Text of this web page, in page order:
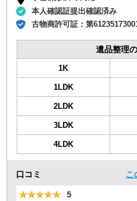
本人確認証提出確認済み
古物商許可証：第
遺品整理
1K
1LDK
2LDK
3LDK
4LDK
口コミ こ
★★★★★
★★★★★ 5